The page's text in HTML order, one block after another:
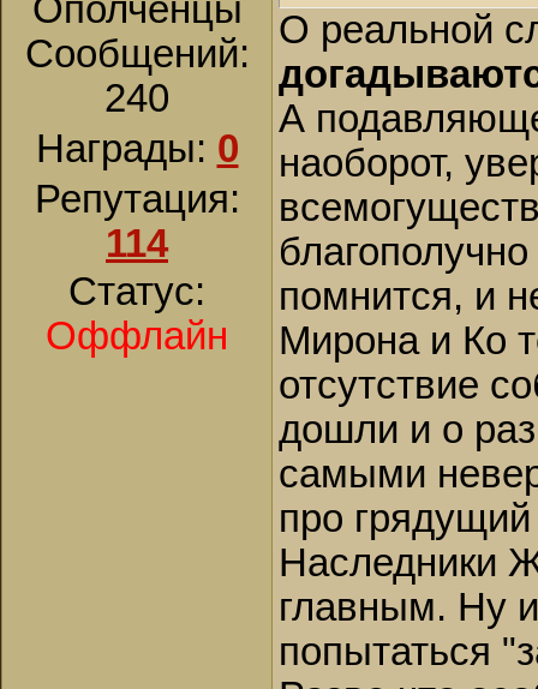
Ополченцы
Сообщений:
240
Награды: 0
Репутация:
114
Статус:
Оффлайн
О реальной
А
наоборот,
помнится, и
Мирона и Ко
отсутствие
дошли и о
самыми
про
Наследники
главным. Ну
попытаться